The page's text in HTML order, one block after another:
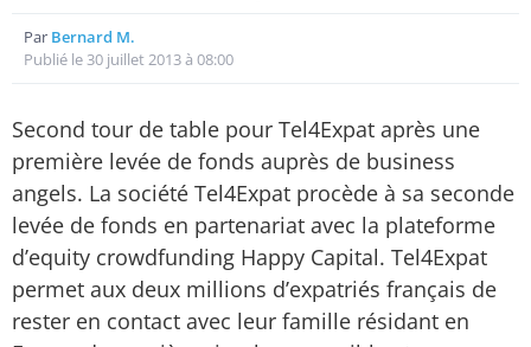
Par Bernard M.
Publié le 30 juillet 2013 à 08:00
Second tour de table pour Tel4Expat après une
première levée de fonds auprès de business
angels. La société Tel4Expat procède à sa seconde
levée de fonds en partenariat avec la plateforme
d’equity crowdfunding Happy Capital. Tel4Expat
permet aux deux millions d’expatriés français de
rester en contact avec leur famille résidant en